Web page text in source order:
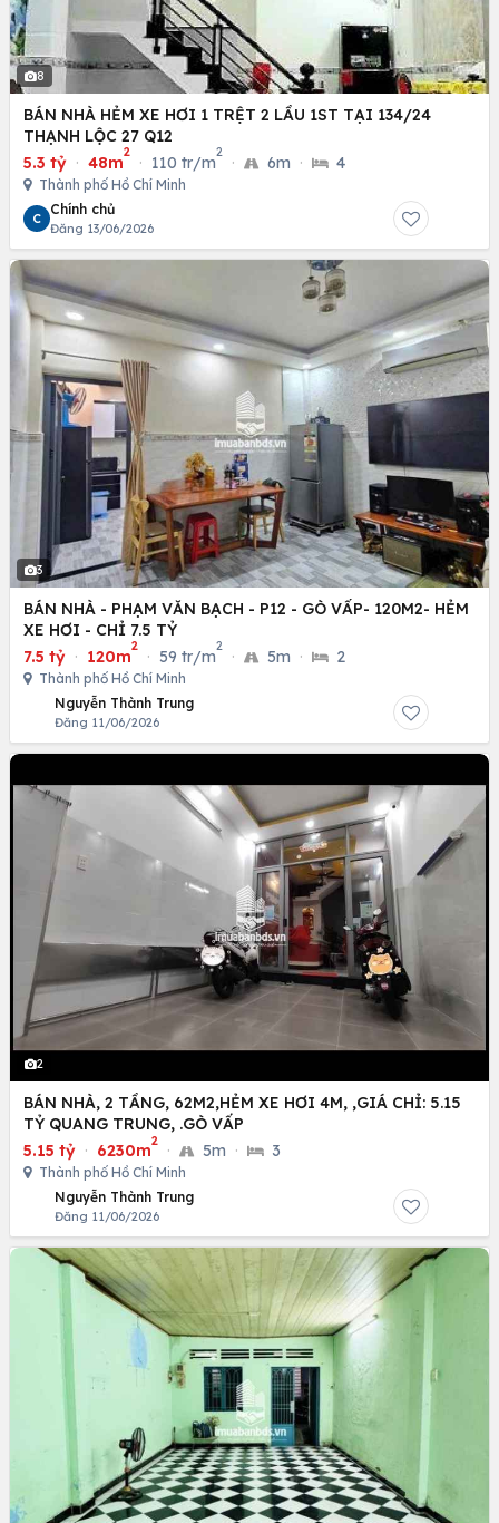
8
BÁN NHÀ HẺM XE HƠI 1 TRỆT 2 LẦU 1ST TẠI 134/24
THẠNH LỘC 27 Q12
5.3 tỷ · 48m
2
· 110 tr/m
2
· 6m · 4
Thành phố Hồ Chí Minh
C
Chính chủ
Đăng 13/06/2026
3
BÁN NHÀ - PHẠM VĂN BẠCH - P12 - GÒ VẤP- 120M2- HẺM
XE HƠI - CHỈ 7.5 TỶ
7.5 tỷ · 120m
2
· 59 tr/m
2
· 5m · 2
Thành phố Hồ Chí Minh
Nguyễn Thành Trung
Đăng 11/06/2026
2
BÁN NHÀ, 2 TẦNG, 62M2,HẺM XE HƠI 4M, ,GIÁ CHỈ: 5.15
TỶ QUANG TRUNG, .GÒ VẤP
5.15 tỷ · 6230m
2
· 5m · 3
Thành phố Hồ Chí Minh
Nguyễn Thành Trung
Đăng 11/06/2026